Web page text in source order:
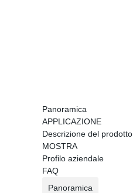
Panoramica
APPLICAZIONE
Descrizione del prodotto
MOSTRA
Profilo aziendale
FAQ
Panoramica